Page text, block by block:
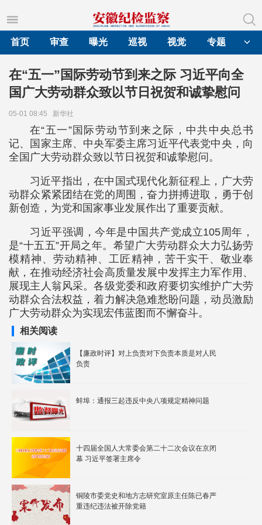
首页
审查 曝光 巡视 视觉 专题
在“五一”国际劳动节到来之际 习近平向全
国广大劳动群众致以节日祝贺和诚挚慰问
05-01 08:45 新华社
在“五一”国际劳动节到来之际，中共中央总书
记、国家主席、中央军委主席习近平代表党中央，向
全国广大劳动群众致以节日祝贺和诚挚慰问。
习近平指出，在中国式现代化新征程上，广大劳
动群众紧紧团结在党的周围，奋力拼搏进取，勇于创
新创造，为党和国家事业发展作出了重要贡献。
习近平强调，今年是中国共产党成立105周年，
是“十五五”开局之年。希望广大劳动群众大力弘扬劳
模精神、劳动精神、工匠精神，苦干实干、敬业奉
献，在推动经济社会高质量发展中发挥主力军作用、
展现主人翁风采。各级党委和政府要切实维护广大劳
动群众合法权益，着力解决急难愁盼问题，动员激励
广大劳动群众为实现宏伟蓝图而不懈奋斗。
相关阅读
【廉政时评】对上负责对下负责本质是对人民
负责
蚌埠：通报三起违反中央八项规定精神问题
十四届全国人大常委会第二十二次会议在京闭
幕 习近平签署主席令
铜陵市委党史和地方志研究室原主任陈已春严
重违纪违法被开除党籍